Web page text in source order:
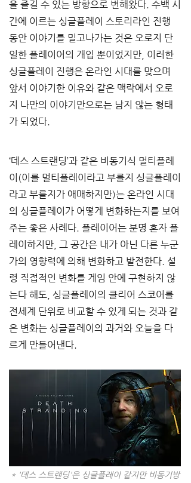
을 즐길 수 있는 방향으로 변해왔다. 수백 시
간에 이르는 싱글플레이 스토리라인 진행
동안 이야기를 밀고나가는 것은 오로지 단
일한 플레이어의 개입 뿐이었지만, 이러한
싱글플레이 진행은 온라인 시대를 맞으며
앞서 이야기한 이유와 같은 맥락에서 오로
지 나만의 이야기만으로는 남지 않는 형태
가 되었다.
‘데스 스트랜딩’과 같은 비동기식 멀티플레
이(이를 멀티플레이라고 부를지 싱글플레이
라고 부를지가 애매하지만)는 온라인 시대
의 싱글플레이가 어떻게 변화하는지를 보여
주는 좋은 사례다. 플레이어는 분명 혼자 플
레이하지만, 그 공간은 내가 아닌 다른 누군
가의 영향력에 의해 변화하고 발전한다. 설
령 직접적인 변화를 게임 안에 구현하지 않
는다 해도, 싱글플레이의 클리어 스코어를
전세계 단위로 비교할 수 있게 되는 것과 같
은 변화는 싱글플레이의 과거와 오늘을 다
르게 만들어낸다.
* '데스 스트랜딩'은 싱글플레이 같지만 비동기방